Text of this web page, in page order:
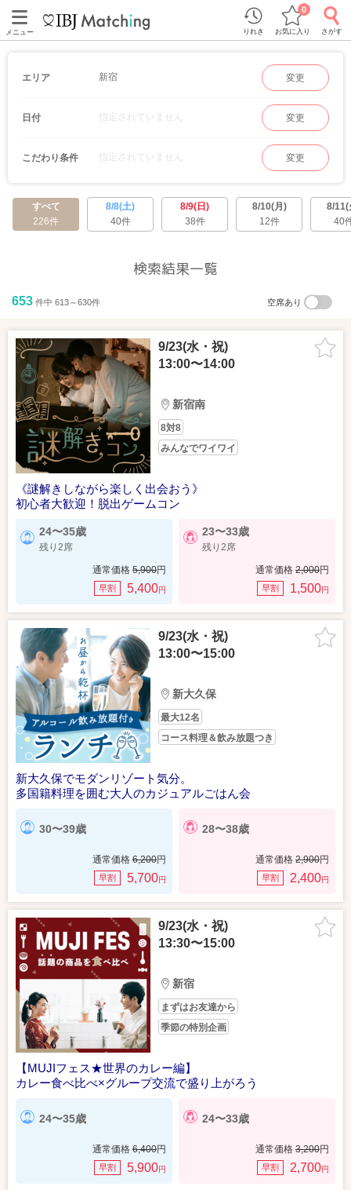
メニュー りれき お気に入り
0
さがす
エリア 新宿 変更
日付 指定されていません 変更
こだわり条件 指定されていません 変更
すべて
226件
8/8(土)
40件
8/9(日)
38件
8/10(月)
12件
8/11(
40
検索結果一覧
653 件中 613～630件 空席あり
9/23(水・祝)
13:00〜14:00
新宿南
8対8
みんなでワイワイ
《謎解きしながら楽しく出会おう》
初心者大歓迎！脱出ゲームコン
24〜35歳
残り2席
通常価格 5,900円
早割 5,400円
23〜33歳
残り2席
通常価格 2,000円
早割 1,500円
9/23(水・祝)
13:00〜15:00
新大久保
最大12名
コース料理＆飲み放題つき
新大久保でモダンリゾート気分。
多国籍料理を囲む大人のカジュアルごはん会
30〜39歳
通常価格 6,200円
早割 5,700円
28〜38歳
通常価格 2,900円
早割 2,400円
9/23(水・祝)
13:30〜15:00
新宿
まずはお友達から
季節の特別企画
【MUJIフェス★世界のカレー編】
カレー食べ比べ×グループ交流で盛り上がろう
24〜35歳
通常価格 6,400円
早割 5,900円
24〜33歳
通常価格 3,200円
早割 2,700円